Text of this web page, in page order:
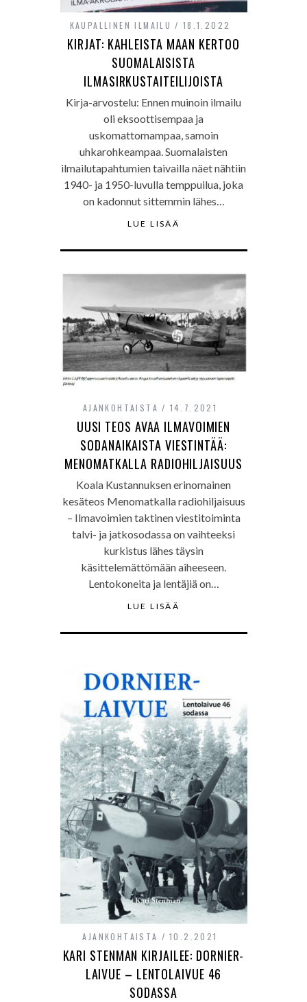
KAUPALLINEN ILMAILU 18.1.2022
KIRJAT: KAHLEISTA MAAN KERTOO
SUOMALAISISTA
ILMASIRKUSTAITEILIJOISTA
Kirja-arvostelu: Ennen muinoin ilmailu
oli eksoottisempaa ja
uskomattomampaa, samoin
uhkarohkeampaa. Suomalaisten
ilmailutapahtumien taivailla näet nähtiin
1940- ja 1950-luvulla temppuilua, joka
on kadonnut sittemmin lähes…
LUE LISÄÄ
AJANKOHTAISTA 14.7.2021
UUSI TEOS AVAA ILMAVOIMIEN
SODANAIKAISTA VIESTINTÄÄ:
MENOMATKALLA RADIOHILJAISUUS
Koala Kustannuksen erinomainen
kesäteos Menomatkalla radiohiljaisuus
– Ilmavoimien taktinen viestitoiminta
talvi- ja jatkosodassa on vaihteeksi
kurkistus lähes täysin
käsittelemättömään aiheeseen.
Lentokoneita ja lentäjiä on…
LUE LISÄÄ
AJANKOHTAISTA 10.2.2021
KARI STENMAN KIRJAILEE: DORNIER-
LAIVUE – LENTOLAIVUE 46
SODASSA